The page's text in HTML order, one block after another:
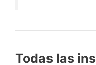
Todas las